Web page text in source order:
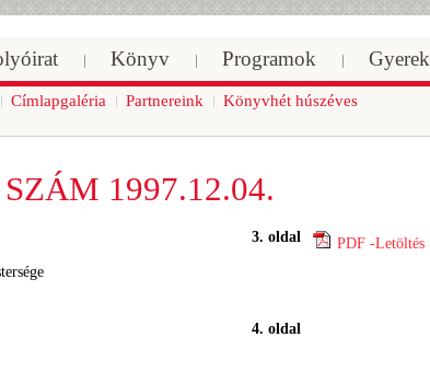
Könyv Programok Gyerek
Címlapgaléria Partnereink Könyvhét húszéves
1997.12.04.
3. oldal PDF -Letöltés
4. oldal